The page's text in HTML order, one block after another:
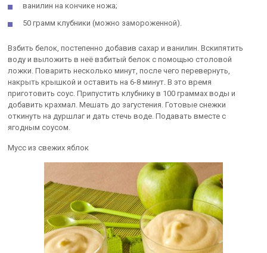
ванилин на кончике ножа;
50 грамм клубники (можно замороженной).
Взбить белок, постепенно добавив сахар и ванилин. Вскипятить
воду и выложить в неё взбитый белок с помощью столовой
ложки. Поварить несколько минут, после чего перевернуть,
накрыть крышкой и оставить на 6-8 минут. В это время
приготовить соус. Припустить клубнику в 100 граммах воды и
добавить крахмал. Мешать до загустения. Готовые снежки
откинуть на дуршлаг и дать стечь воде. Подавать вместе с
ягодным соусом.
Мусс из свежих яблок